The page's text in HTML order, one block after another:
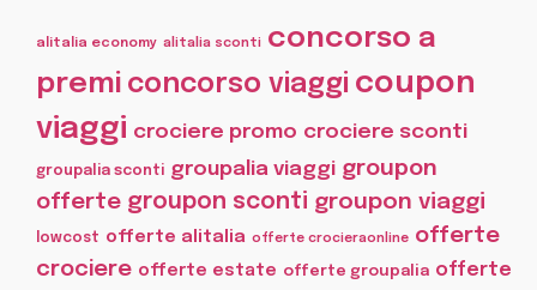
alitalia economy alitalia sconti concorso a
premi concorso viaggi coupon
viaggi crociere promo crociere sconti
groupalia sconti groupalia viaggi groupon
offerte groupon sconti groupon viaggi
lowcost offerte alitalia offerte crocieraonline offerte
crociere offerte estate offerte groupalia offerte